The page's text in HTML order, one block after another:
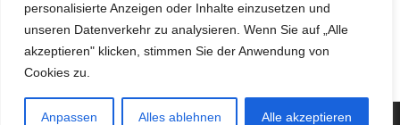
personalisierte Anzeigen oder Inhalte einzusetzen und
unseren Datenverkehr zu analysieren. Wenn Sie auf „Alle
akzeptieren" klicken, stimmen Sie der Anwendung von
Cookies zu.
Anpassen Alles ablehnen Alle akzeptieren
2017(11)
2016(2)
2015(4)
2009(1)
(c) Copyright 2018 Wasserversorgung Weißeritzgruppe GmbH